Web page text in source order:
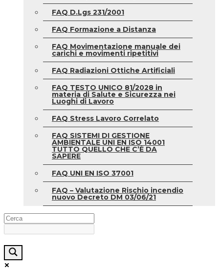
FAQ D.Lgs 231/2001
FAQ Formazione a Distanza
FAQ Movimentazione manuale dei
carichi e movimenti ripetitivi
FAQ Radiazioni Ottiche Artificiali
FAQ TESTO UNICO 81/2028 in
materia di Salute e Sicurezza nei
Luoghi di Lavoro
FAQ Stress Lavoro Correlato
FAQ SISTEMI DI GESTIONE
AMBIENTALE UNI EN ISO 14001
TUTTO QUELLO CHE C’È DA
SAPERE
FAQ UNI EN ISO 37001
FAQ – Valutazione Rischio incendio
nuovo Decreto DM 03/06/21